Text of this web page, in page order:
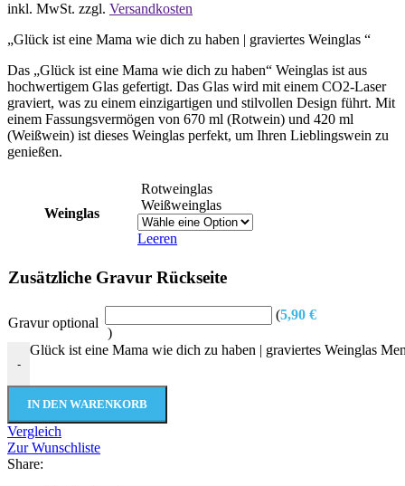
inkl. MwSt. zzgl. Versandkosten
„Glück ist eine Mama wie dich zu haben | graviertes Weinglas “
Das „Glück ist eine Mama wie dich zu haben“ Weinglas ist aus
hochwertigem Glas gefertigt. Das Glas wird mit einem CO2-Laser
graviert, was zu einem einzigartigen und stilvollen Design führt. Mit
einem Fassungsvermögen von 670 ml (Rotwein) und 420 ml
(Weißwein) ist dieses Weinglas perfekt, um Ihren Lieblingswein zu
genießen.
Weinglas
Rotweinglas
Weißweinglas
Leeren
Zusätzliche Gravur Rückseite
Gravur optional
(5,90 €
)
-
Glück ist eine Mama wie dich zu haben | graviertes Weinglas
IN DEN WARENKORB
Vergleich
Zur Wunschliste
Share: